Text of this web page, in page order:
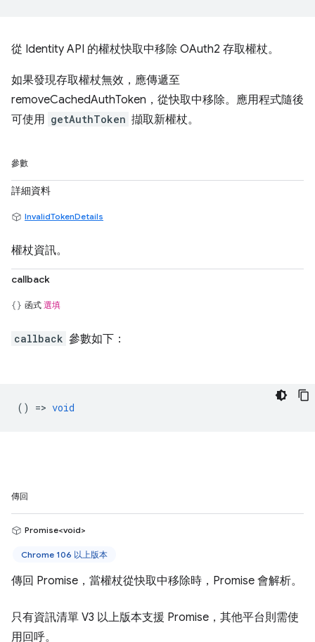
從 Identity API 的權杖快取中移除 OAuth2 存取權杖。
如果發現存取權杖無效，應傳遞至
removeCachedAuthToken，從快取中移除。應用程式隨後
可使用 getAuthToken 擷取新權杖。
參數
詳細資料
InvalidTokenDetails
權杖資訊。
callback
函式 選填
callback 參數如下：
() => void
傳回
Promise<void>
Chrome 106 以上版本
傳回 Promise，當權杖從快取中移除時，Promise 會解析。
只有資訊清單 V3 以上版本支援 Promise，其他平台則需使
用回呼。